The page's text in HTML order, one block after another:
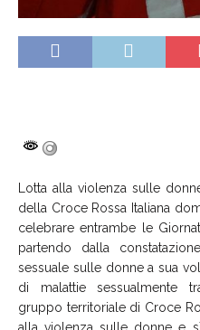
Lotta alla violenza sulle
della Croce Rossa Italiana
celebrare entrambe le
partendo dalla
sessuale sulle donne a sua
di malattie sessualmente
gruppo territoriale di Croce